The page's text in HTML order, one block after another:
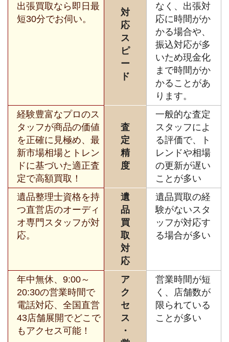
出張買取なら即日最
短30分でお伺い。
対
応
ス
ピ
ー
ド
なく、出張対
応に時間がか
かる場合や、
振込対応が多
いため現金化
まで時間がか
かることがあ
ります。
経験豊富なプロのス
タッフが商品の価値
を正確に見極め、最
新市場相場とトレン
ドに基づいた適正査
定で高額買取！
査
定
精
度
一般的な査定
スタッフによ
る評価で、ト
レンドや相場
の更新が遅い
ことが多い
遺品整理士資格を持
つ直営店のオーディ
オ専門スタッフが対
応。
遺
品
買
取
対
応
遺品買取の経
験がないスタ
ッフが対応す
る場合が多い
年中無休、9:00～
20:30の営業時間で
電話対応、全国直営
43店舗展開でどこで
もアクセス可能！
ア
ク
セ
ス
・
営業時間が短
く、店舗数が
限られている
ことが多い